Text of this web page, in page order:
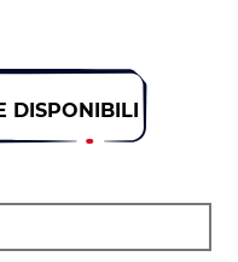
DISPONIBILI